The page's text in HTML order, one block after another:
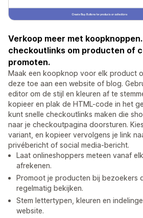
Verkoop meer met
checkoutlinks om producten of
promoten.
Maak een koopknop voor elk product
deze toe aan een website of blog.
editor om de stijl en kleuren af te
kopieer en plak de HTML-code in het
kunt snelle checkoutlinks maken die
naar je checkoutpagina doorsturen.
variant, en kopieer vervolgens je link
privébericht of social media-bericht.
Laat onlineshoppers meteen vanaf
afrekenen.
Promoot je producten bij bezoekers
regelmatig bekijken.
Stem lettertypen, kleuren en
website.